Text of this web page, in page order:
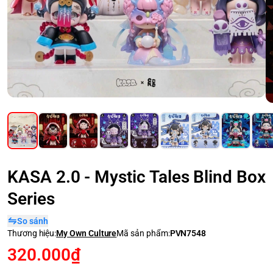
KASA 2.0 - Mystic Tales Blind Box
Series
So sánh
Thương hiệu:My Own CultureMã sản phẩm:PVN7548
320.000₫